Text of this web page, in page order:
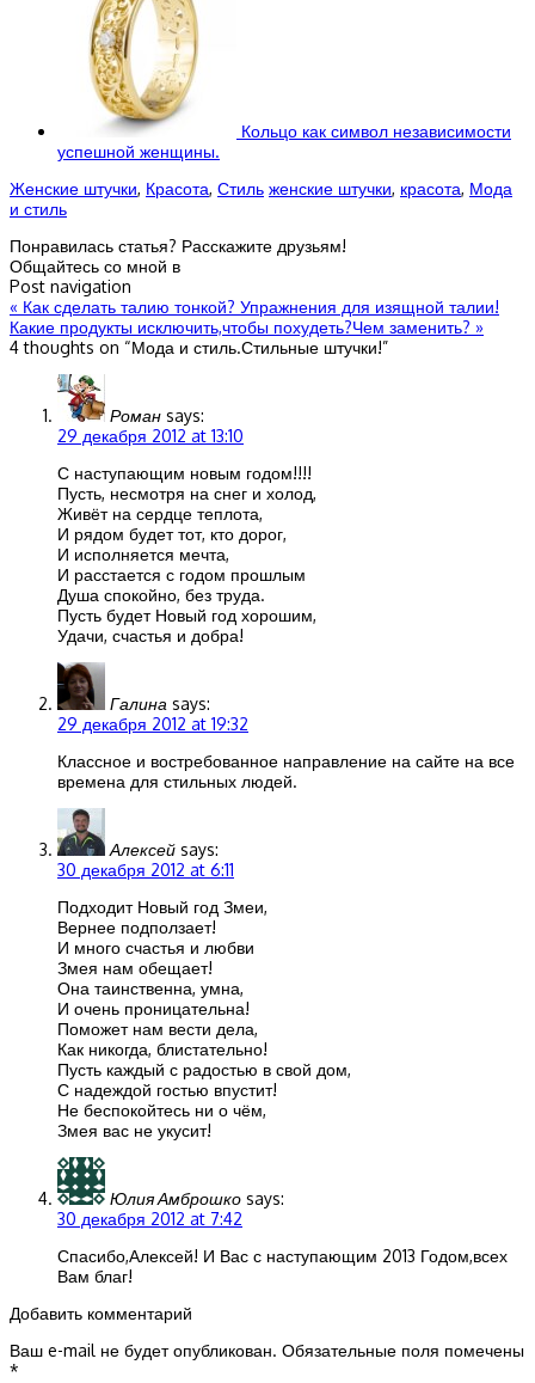
Кольцо как символ независимости
успешной женщины.
Женские штучки, Красота, Стиль женские штучки, красота, Мода
и стиль
Понравилась статья? Расскажите друзьям!
Общайтесь со мной в
Post navigation
« Как сделать талию тонкой? Упражнения для изящной талии!
Какие продукты исключить,чтобы похудеть?Чем заменить? »
4 thoughts on “Мода и стиль.Стильные штучки!”
Роман says:
29 декабря 2012 at 13:10
С наступающим новым годом!!!!
Пусть, несмотря на снег и холод,
Живёт на сердце теплота,
И рядом будет тот, кто дорог,
И исполняется мечта,
И расстается с годом прошлым
Душа спокойно, без труда.
Пусть будет Новый год хорошим,
Удачи, счастья и добра!
Галина says:
29 декабря 2012 at 19:32
Классное и востребованное направление на сайте на все
времена для стильных людей.
Алексей says:
30 декабря 2012 at 6:11
Подходит Новый год Змеи,
Вернее подползает!
И много счастья и любви
Змея нам обещает!
Она таинственна, умна,
И очень проницательна!
Поможет нам вести дела,
Как никогда, блистательно!
Пусть каждый с радостью в свой дом,
С надеждой гостью впустит!
Не беспокойтесь ни о чём,
Змея вас не укусит!
Юлия Амброшко says:
30 декабря 2012 at 7:42
Спасибо,Алексей! И Вас с наступающим 2013 Годом,всех
Вам благ!
Добавить комментарий
Ваш e-mail не будет опубликован. Обязательные поля помечены
*